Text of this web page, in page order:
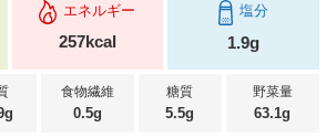
エネルギー
257kcal
塩分
1.9g
食物繊維
0.5g
糖質
5.5g
野菜量
63.1g